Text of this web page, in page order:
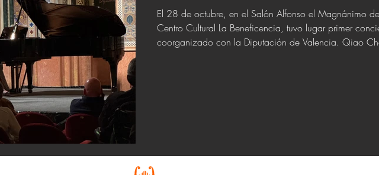
El 28 de octubre, en el Salón Alfonso el Magnánimo
Centro Cultural La Beneficencia, tuvo lugar primer
coorganizado con la Diputación de Valencia. Qiao